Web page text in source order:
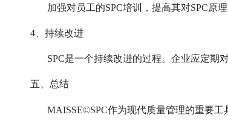
加强对员工的SPC培训，提高其对SPC原
4、持续改进
SPC是一个持续改进的过程。企业应定期
五、总结
MAISSE©SPC作为现代质量管理的重要